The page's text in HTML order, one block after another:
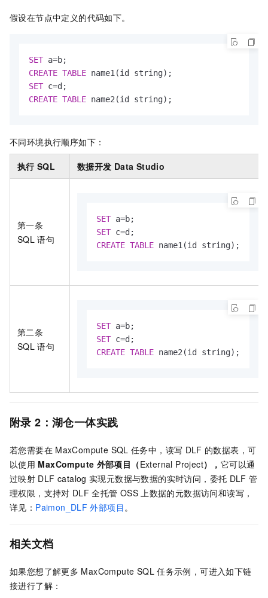
假设在节点中定义的代码如下。
SET a=
CREATE TABLE
SET c=
CREATE TABLE name2(id string);
不同环境执行顺序如下：
执行 SQL 数据开发 Data Studio
第一条
SQL 语句
SET a=
SET c=
CREATE TABLE name1(id string);
第二条
SQL 语句
SET a=
SET c=
CREATE TABLE name2(id string);
附录 2：湖仓一体实践
若您需要在 MaxCompute SQL 任务中，读写 DLF 的数据表，可
以使用 MaxCompute 外部项目（External Project）， 它可以通
过映射 DLF catalog 实现元数据与数据的实时访问，委托 DLF 管
理权限，支持对 DLF 全托管 OSS 上数据的元数据访问和读写，
详见： Paimon_DLF 外部项目 。
相关文档
如果您想了解更多 MaxCompute SQL 任务示例，可进入如下链
接进行了解：